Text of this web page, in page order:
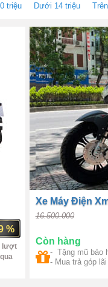
triệu Dưới 14 triệu
%
lượt
Xe Máy Điện
16.500.000
Còn hàng
- Tặng mũ bảo
- Mua trả góp